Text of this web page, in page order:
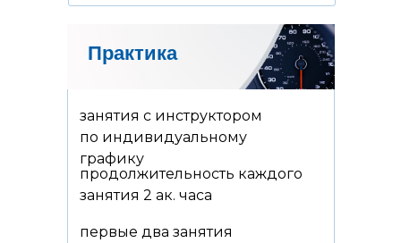
Практика
продолжительность каждого
занятия 2 ак. часа
занятия с инструктором
по индивидуальному
графику
первые два занятия